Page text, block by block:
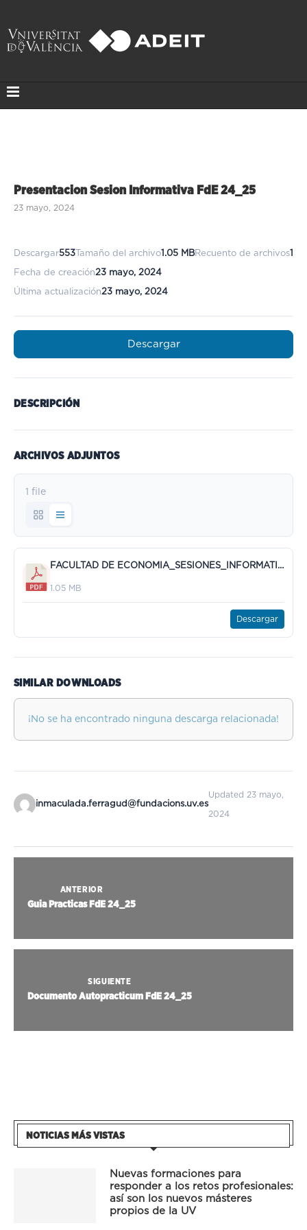
Presentacion Sesion Informativa FdE 24_25
23 mayo, 2024
Descargar553 Tamaño del archivo1.05 MBRecuento de archivos1
Fecha de creación23 mayo, 2024
Última actualización23 mayo, 2024
Descargar
DESCRIPCIÓN
ARCHIVOS ADJUNTOS
1 file
FACULTAD DE ECONOMIA_SESIONES_INFORMATIVAS_2024_2025.pdf
1.05 MB
Descargar
SIMILAR DOWNLOADS
¡No se ha encontrado ninguna descarga relacionada!
inmaculada.ferragud@fundacions.uv.es
Updated 23 mayo,
2024
ANTERIOR
Guia Practicas FdE 24_25
SIGUIENTE
Documento Autopracticum FdE 24_25
NOTICIAS MÁS VISTAS
Nuevas formaciones para
responder a los retos profesionales:
así son los nuevos másteres
propios de la UV